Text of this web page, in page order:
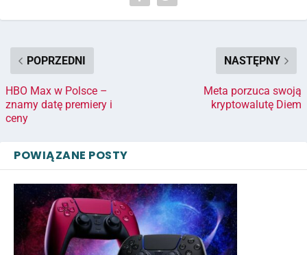
POPRZEDNI
HBO Max w Polsce –
znamy datę premiery i
ceny
NASTĘPNY
Meta porzuca swoją
kryptowalutę Diem
POWIĄZANE POSTY